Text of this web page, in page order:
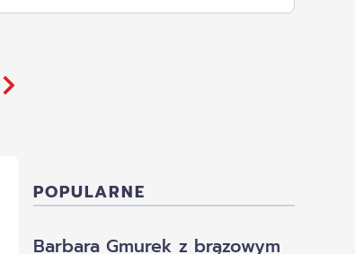
POPULARNE
Barbara Gmurek z brązowym